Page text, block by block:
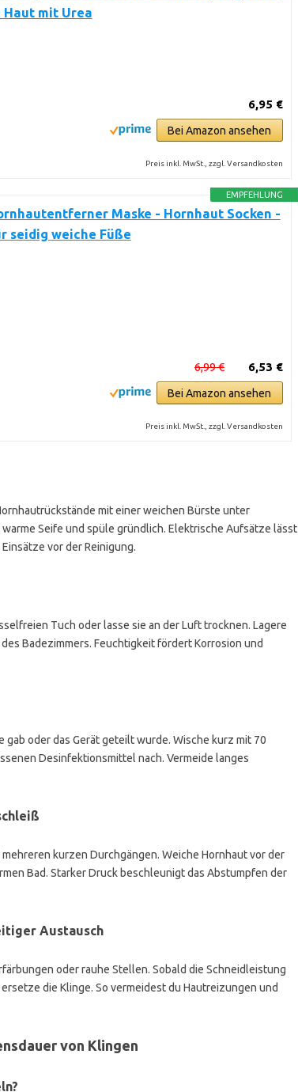
Haut mit Urea
6,95 €
Bei Amazon ansehen
Preis inkl. MwSt., zzgl. Versandkosten
EMPFEHLUNG
Maske - Hornhaut Socken -
seidig weiche Füße
6,53 €
6,99 €
Bei Amazon ansehen
Preis inkl. MwSt., zzgl. Versandkosten
mit einer weichen Bürste unter
Seife und spüle gründlich. Elektrische Aufsätze lässt
vor der Reinigung.
Tuch oder lasse sie an der Luft trocknen. Lagere
Badezimmers. Feuchtigkeit fördert Korrosion und
oder das Gerät geteilt wurde. Wische kurz mit 70
Desinfektionsmittel nach. Vermeide langes
kurzen Durchgängen. Weiche Hornhaut vor der
Bad. Starker Druck beschleunigt das Abstumpfen der
Austausch
oder rauhe Stellen. Sobald die Schneidleistung
die Klinge. So vermeidest du Hautreizungen und
von Klingen